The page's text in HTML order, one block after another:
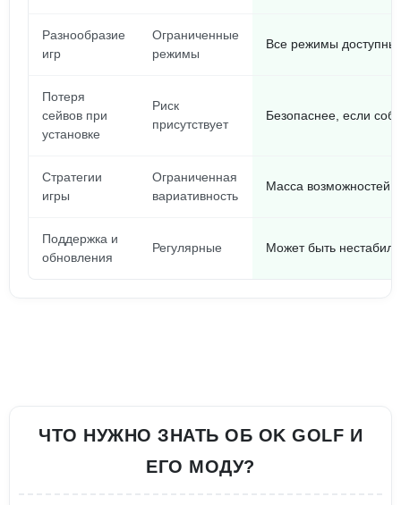
Разнообразие
игр
Ограниченные
режимы
Все режимы доступны
Потеря
сейвов при
установке
Риск
присутствует
Безопаснее, если
Стратегии
игры
Ограниченная
вариативность
Масса возможностей
Поддержка и
обновления
Регулярные Может быть
ЧТО НУЖНО ЗНАТЬ ОБ OK GOLF И
ЕГО МОДУ?